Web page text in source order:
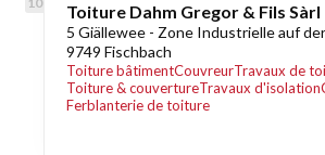
Toiture Dahm Gregor & Fils Sàrl
5 Giällewee - Zone Industrielle auf
9749 Fischbach
Toiture bâtimentCouvreurTravaux de
Toiture & couvertureTravaux d'isolation
Ferblanterie de toiture